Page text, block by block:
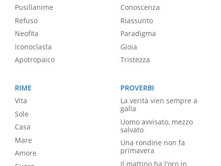
Pusillanime
Refuso
Neofita
Iconoclasta
Apotropaico
Conoscenza
Riassunto
Paradigma
Gioia
Tristezza
RIME
Vita
Sole
Casa
Mare
Amore
PROVERBI
La verità vien sempre a
galla
Uomo avvisato, mezzo
salvato
Una rondine non fa
primavera
Il mattino ha l'oro in